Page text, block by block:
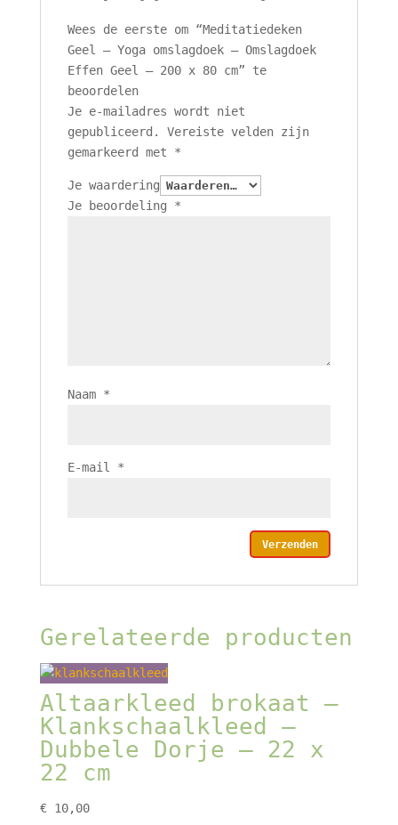
Wees de eerste om “Meditatiedeken
Geel – Yoga omslagdoek – Omslagdoek
Effen Geel – 200 x 80 cm” te
beoordelen
Je e-mailadres wordt niet
gepubliceerd.
Vereiste velden zijn
gemarkeerd met *
Je waardering
Je beoordeling *
Naam *
E-mail *
Gerelateerde producten
Altaarkleed brokaat –
Klankschaalkleed –
Dubbele Dorje – 22 x
22 cm
€10,00